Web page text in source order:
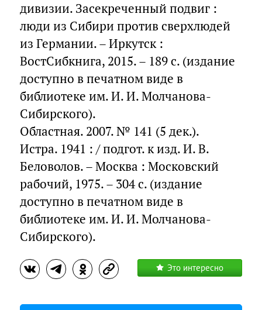
дивизии. Засекреченный подвиг :
люди из Сибири против сверхлюдей
из Германии. – Иркутск :
ВостСибкнига, 2015. – 189 с. (издание
доступно в печатном виде в
библиотеке им. И. И. Молчанова-
Сибирского).
Областная. 2007. № 141 (5 дек.).
Истра. 1941 : / подгот. к изд. И. В.
Беловолов. – Москва : Московский
рабочий, 1975. – 304 с. (издание
доступно в печатном виде в
библиотеке им. И. И. Молчанова-
Сибирского).
Это интересно